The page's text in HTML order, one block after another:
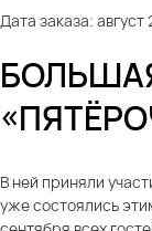
Дата заказа: август
В ней приняли
уже состоялись